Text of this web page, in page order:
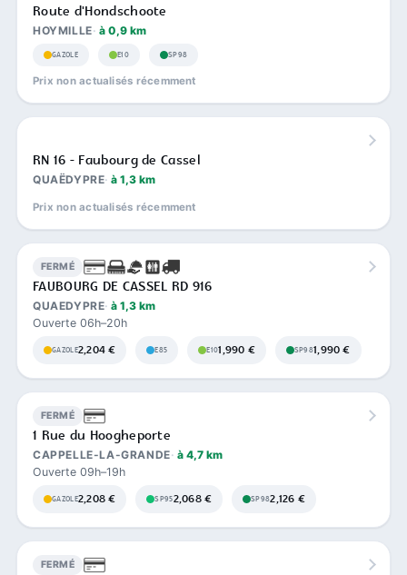
Route d'Hondschoote
HOYMILLE à 0,9 km
GAZOLE E10 SP98
Prix non actualisés récemment
RN 16 - Faubourg de Cassel
QUAËDYPRE à 1,3 km
Prix non actualisés récemment
FERMÉ
FAUBOURG DE CASSEL RD 916
QUAEDYPRE à 1,3 km
Ouverte 06h–20h
GAZOLE2,204 € E85 E101,990 € SP981,990 €
FERMÉ
1 Rue du Hoogheporte
CAPPELLE-LA-GRANDE à 4,7 km
Ouverte 09h–19h
GAZOLE2,208 € SP952,068 € SP982,126 €
FERMÉ